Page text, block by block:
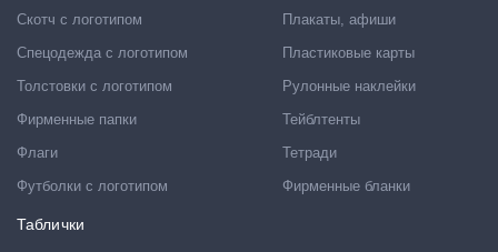
Скотч с логотипом
Спецодежда с логотипом
Толстовки с логотипом
Фирменные папки
Флаги
Футболки с логотипом
Плакаты, афиши
Пластиковые карты
Рулонные наклейки
Тейблтенты
Тетради
Фирменные бланки
Таблички